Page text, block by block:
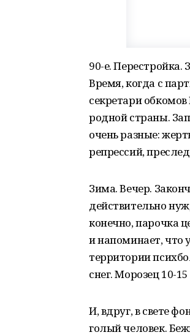
90-е.
Время, когда с
секретари
родной страны.
очень разные:
репрессий,
Зима. Вечер.
действительно
конечно, парочка
и напоминает, что
территории
снег. Морозец 10-
И, вдруг, в свете
голый человек.